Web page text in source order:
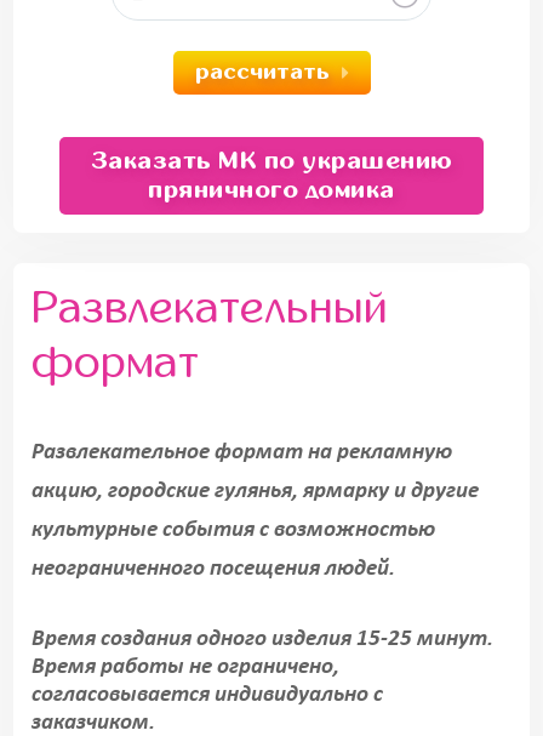
Развлекательный
формат
Развлекательное формат на рекламную
акцию, городские гулянья, ярмарку и другие
культурные события с возможностью
неограниченного посещения людей.
Время создания одного изделия 15-25 минут.
Время работы не ограничено,
согласовывается индивидуально с
заказчиком.
рассчитать
Заказать МК по украшению
пряничного домика